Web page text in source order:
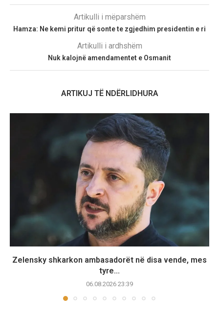
Artikulli i mëparshëm
Hamza: Ne kemi pritur që sonte te zgjedhim presidentin e ri
Artikulli i ardhshëm
Nuk kalojnë amendamentet e Osmanit
ARTIKUJ TË NDËRLIDHURA
Zelensky shkarkon ambasadorët në disa vende, mes
tyre...
06.08.2026 23:39